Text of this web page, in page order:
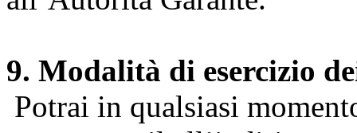
9. Modalità di esercizio
Potrai in qualsiasi